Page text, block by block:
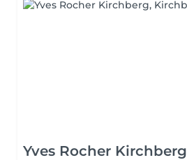
Yves Rocher Kirchberg